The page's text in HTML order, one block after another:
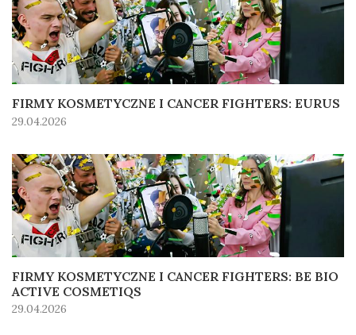
FIRMY KOSMETYCZNE I CANCER FIGHTERS: EURUS
29.04.2026
FIRMY KOSMETYCZNE I CANCER FIGHTERS: BE BIO
ACTIVE COSMETIQS
29.04.2026